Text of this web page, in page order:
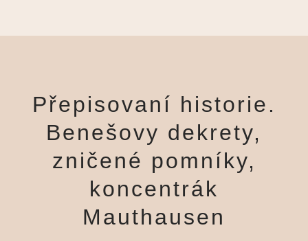
Přepisovaní historie.
Benešovy dekrety,
zničené pomníky,
koncentrák
Mauthausen